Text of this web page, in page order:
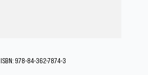
ISBN: 978-84-362-7874-3